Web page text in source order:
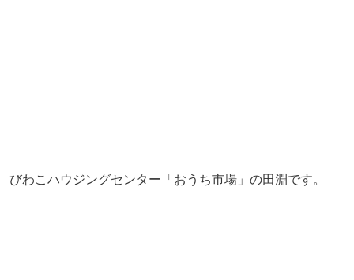
びわこハウジングセンター「おうち市場」の田淵です。